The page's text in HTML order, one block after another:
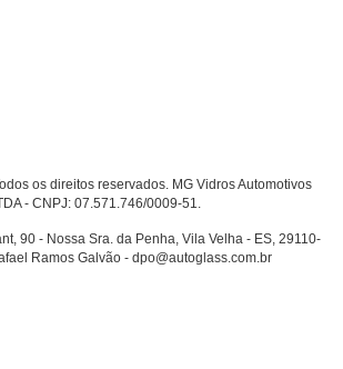
os direitos reservados. MG Vidros Automotivos
- CNPJ: 07.571.746/0009-51.
90 - Nossa Sra. da Penha, Vila Velha - ES, 29110-
Ramos Galvão - dpo@autoglass.com.br